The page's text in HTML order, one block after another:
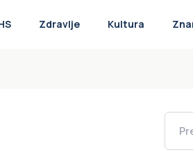
Zdravlje Kultura